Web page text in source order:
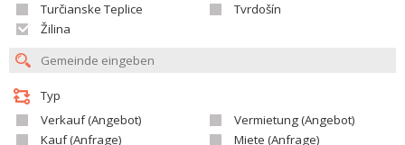
Turčianske Teplice
Tvrdošín
Žilina
Typ
Verkauf (Angebot)
Vermietung (Angebot)
Kauf (Anfrage)
Miete (Anfrage)